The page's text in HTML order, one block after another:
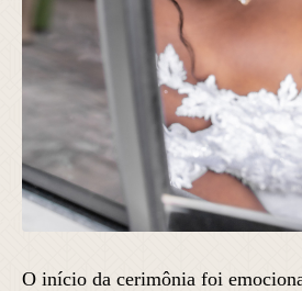
O início da cerimônia foi